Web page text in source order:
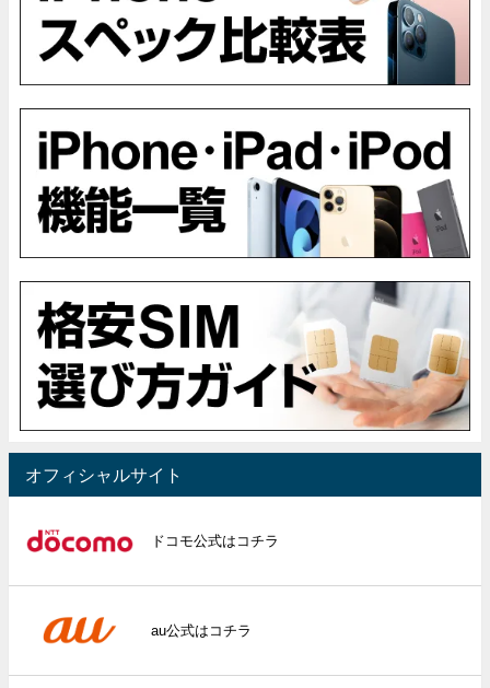
オフィシャルサイト
ドコモ公式はコチラ
au公式はコチラ